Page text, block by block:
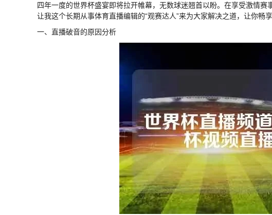
四年一度的世界杯盛宴即将拉开帷幕，无数球迷翘首以盼。在享受激情
让我这个长期从事体育直播编辑的“观赛达人”来为大家解决之道，让你畅享
一、直播破音的原因分析